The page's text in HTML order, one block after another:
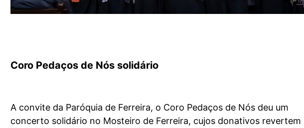
Coro Pedaços de Nós solidário
A convite da Paróquia de Ferreira, o Coro Pedaços de Nós deu um
concerto solidário no Mosteiro de Ferreira, cujos donativos revertem